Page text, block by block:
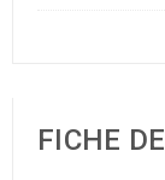
FICHE